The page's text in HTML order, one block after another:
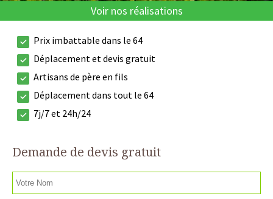
Voir nos réalisations
Prix imbattable dans le 64
Déplacement et devis gratuit
Artisans de père en fils
Déplacement dans tout le 64
7j/7 et 24h/24
Demande de devis gratuit